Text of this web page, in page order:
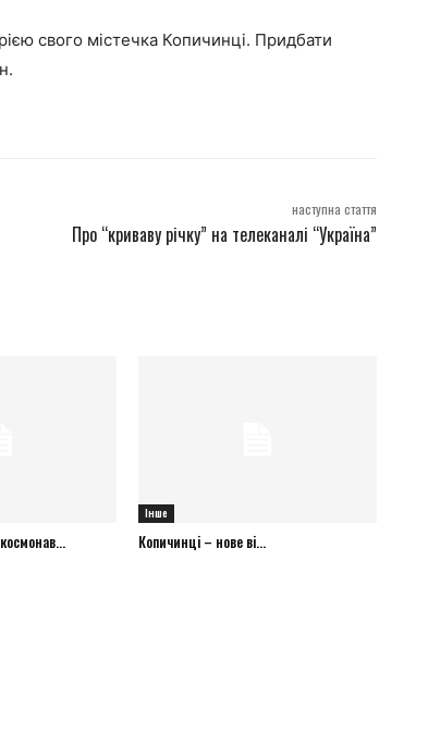
свого містечка Копичинці. Придбати
наступна стаття
Про “криваву річку” на телеканалі “Україна”
Інше
Копичинці – нове ві...